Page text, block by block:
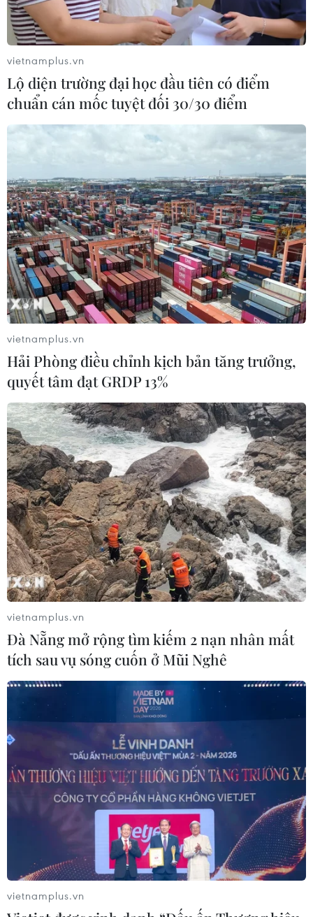
vững./.
(TTXVN/Vietnam+)
#Giảm nghèo
#Giảm nghèo bền vững
#Giảm nghèo đa chiều
#Tỷ lệ hộ nghèo
#Việc làm
TP. Hà Nội
Theo dõi VietnamPlus
TIN LIÊN QUAN
Việt Nam đạt nhiều thành tựu trong lĩnh
vực an sinh xã hội, giảm nghèo
23/09/2022 09:05
Việt Nam đang xây dựng hệ thống chính sách xã hội
hướng đến toàn dân, bao trùm, toàn diện; tạo cơ hội
phát triển cho mọi người dân và không để ai bị bỏ lại
phía sau.
vietnamplus.vn
Lộ diện trường đại học đầu tiên có điểm
chuẩn cán mốc tuyệt đối 30/30 điểm
vietnamplus.vn
Hải Phòng điều chỉnh kịch bản tăng trưởng,
quyết tâm đạt GRDP 13%
vietnamplus.vn
Đà Nẵng mở rộng tìm kiếm 2 nạn nhân mất
tích sau vụ sóng cuốn ở Mũi Nghê
vietnamplus.vn